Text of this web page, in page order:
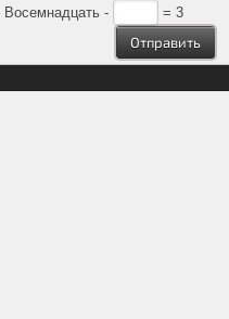
Восемнадцать - = 3